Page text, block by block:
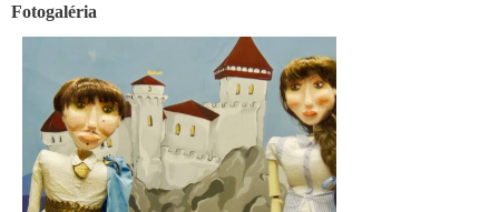
Fotogaléria